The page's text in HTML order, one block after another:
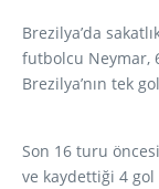
Brezilya’da
futbolcu Neymar,
Brezilya’nın tek
Son 16 turu
ve kaydettiği 4 gol